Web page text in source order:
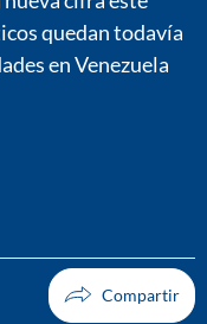
quedan todavía
en Venezuela